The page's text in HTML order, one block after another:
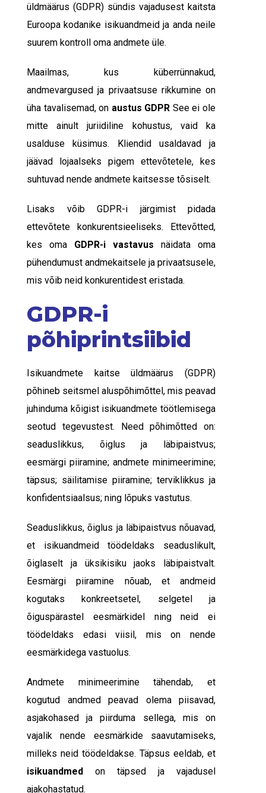
üldmäärus (GDPR) sündis vajadusest kaitsta
Euroopa kodanike isikuandmeid ja anda neile
suurem kontroll oma andmete üle.
Maailmas, kus küberrünnakud,
andmevargused ja privaatsuse rikkumine on
üha tavalisemad, on austus GDPR See ei ole
mitte ainult juriidiline kohustus, vaid ka
usalduse küsimus. Kliendid usaldavad ja
jäävad lojaalseks pigem ettevõtetele, kes
suhtuvad nende andmete kaitsesse tõsiselt.
Lisaks võib GDPR-i järgimist pidada
ettevõtete konkurentsieeliseks. Ettevõtted,
kes oma GDPR-i vastavus näidata oma
pühendumust andmekaitsele ja privaatsusele,
mis võib neid konkurentidest eristada.
GDPR-i
põhiprintsiibid
Isikuandmete kaitse üldmäärus (GDPR)
põhineb seitsmel aluspõhimõttel, mis peavad
juhinduma kõigist isikuandmete töötlemisega
seotud tegevustest. Need põhimõtted on:
seaduslikkus, õiglus ja läbipaistvus;
eesmärgi piiramine; andmete minimeerimine;
täpsus; säilitamise piiramine; terviklikkus ja
konfidentsiaalsus; ning lõpuks vastutus.
Seaduslikkus, õiglus ja läbipaistvus nõuavad,
et isikuandmeid töödeldaks seaduslikult,
õiglaselt ja üksikisiku jaoks läbipaistvalt.
Eesmärgi piiramine nõuab, et andmeid
kogutaks konkreetsetel, selgetel ja
õiguspärastel eesmärkidel ning neid ei
töödeldaks edasi viisil, mis on nende
eesmärkidega vastuolus.
Andmete minimeerimine tähendab, et
kogutud andmed peavad olema piisavad,
asjakohased ja piirduma sellega, mis on
vajalik nende eesmärkide saavutamiseks,
milleks neid töödeldakse. Täpsus eeldab, et
isikuandmed on täpsed ja vajadusel
ajakohastatud.